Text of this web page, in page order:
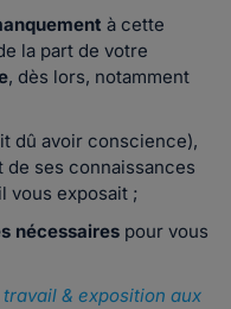
à cette
la part de votre
, dès lors, notamment
dû avoir conscience),
ses connaissances
vous exposait ;
nécessaires pour vous
& exposition aux